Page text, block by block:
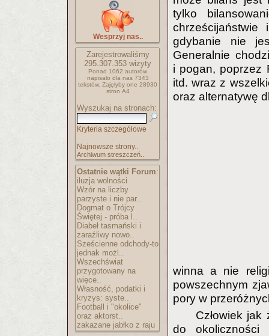
Wesprzyj nas..
Zarejestrowaliśmy
295.307.353 wizyty
Ponad 1062 autorów
napisało dla nas 7343
tekstów. Zajęłyby one 28930
stron A4
Wyszukaj na stronach:
Kryteria szczegółowe
Najnowsze strony..
Archiwum streszczeń..
Ostatnie wątki Forum:
iluzja wolności
Wzór na liczby
parzyste i nie par..
Dogmat o Trójcy
Świętej - próba l..
Diabeł tasmański i
zaraźliwy nowo..
Sześcienne odchody-to
jednak możl..
Wszechświat
przygotowany na
więce..
Własność, podatki i
kryzys: syste..
Football i "okolice"
oraz aktorst..
zakazane jabłko z raju
tylko
gdybanie nie
Generalnie
i pogan, poprzez
itd. wraz z
oraz alternatywę
winna a nie
powszechnym
pory w
Człowiek
do